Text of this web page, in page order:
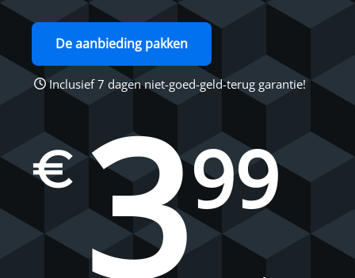
De aanbieding pakken
Inclusief 7 dagen niet-goed-geld-terug garantie!
€399